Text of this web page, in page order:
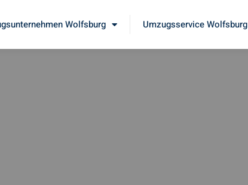
Wolfsburg Umzugsservice Wolfsburg